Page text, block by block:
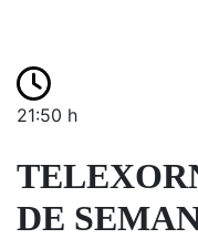
21:50 h
DE